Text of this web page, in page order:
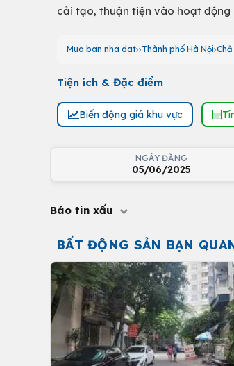
cải tạo, thuận tiện vào hoạt động
Mua ban nha dat Thành phố Hà Nội Chả
Tiện ích & Đặc điểm
Biến động giá khu vực
NGÀY ĐĂNG
05/06/2025
Báo tin xấu
BẤT ĐỘNG SẢN BẠN